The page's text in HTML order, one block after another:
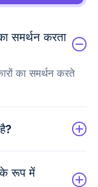
समर्थन करता
का समर्थन करते
के रूप में